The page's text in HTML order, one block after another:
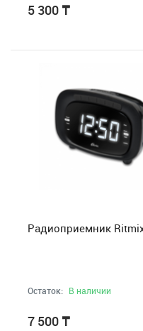
5 300 ₸
Радиоприемник
Остаток: В наличии
7 500 ₸